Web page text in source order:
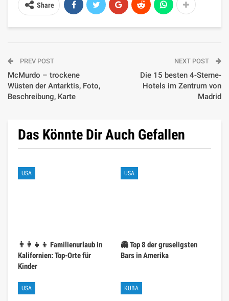
Share
PREV POST
McMurdo – trockene
Wüsten der Antarktis, Foto,
Beschreibung, Karte
NEXT POST
Die 15 besten 4-Sterne-
Hotels im Zentrum von
Madrid
Das Könnte Dir Auch Gefallen
USA
👨‍👩‍👧‍👦 Familienurlaub in
Kalifornien: Top-Orte für
Kinder
USA
👻 Top 8 der gruseligsten
Bars in Amerika
USA KUBA